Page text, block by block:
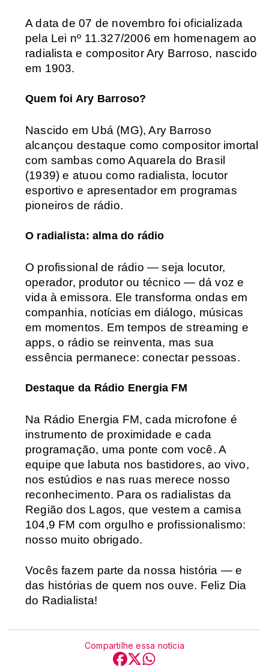
A data de 07 de novembro foi oficializada
pela Lei nº 11.327/2006 em homenagem ao
radialista e compositor Ary Barroso, nascido
em 1903.
Quem foi Ary Barroso?
Nascido em Ubá (MG), Ary Barroso
alcançou destaque como compositor imortal
com sambas como Aquarela do Brasil
(1939) e atuou como radialista, locutor
esportivo e apresentador em programas
pioneiros de rádio.
O radialista: alma do rádio
O profissional de rádio — seja locutor,
operador, produtor ou técnico — dá voz e
vida à emissora. Ele transforma ondas em
companhia, notícias em diálogo, músicas
em momentos. Em tempos de streaming e
apps, o rádio se reinventa, mas sua
essência permanece: conectar pessoas.
Destaque da Rádio Energia FM
Na Rádio Energia FM, cada microfone é
instrumento de proximidade e cada
programação, uma ponte com você. A
equipe que labuta nos bastidores, ao vivo,
nos estúdios e nas ruas merece nosso
reconhecimento. Para os radialistas da
Região dos Lagos, que vestem a camisa
104,9 FM com orgulho e profissionalismo:
nosso muito obrigado.
Vocês fazem parte da nossa história — e
das histórias de quem nos ouve. Feliz Dia
do Radialista!
Compartilhe essa notícia